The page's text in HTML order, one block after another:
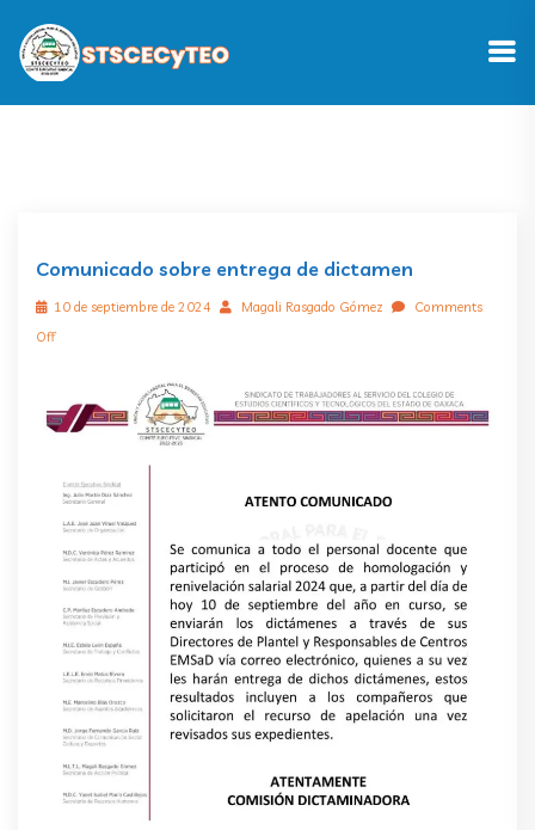
Comunicado sobre entrega de dictamen
10 de septiembre de 2024 Magali Rasgado Gómez
Comments
Off